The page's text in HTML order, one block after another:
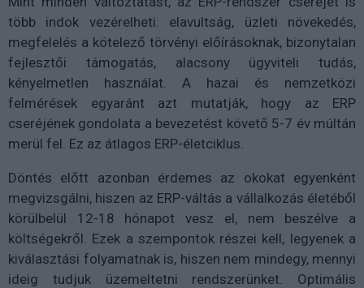
több indok vezérelheti: elavultság, üzleti növekedés,
megfelelés a kötelező törvényi előírásoknak, bizonytalan
fejlesztői támogatás, alacsony ügyviteli tudás,
kényelmetlen használat. A hazai és nemzetközi
felmérések egyaránt azt mutatják, hogy az ERP
cseréjének gondolata a bevezetést követő 5-7 év múltán
merül fel. Ez az átlagos ERP-életciklus.
Döntés előtt azonban érdemes az okokat egyenként
megvizsgálni, hiszen az ERP-váltás a vállalkozás életéből
körülbelül 12-18 hónapot vesz el, nem beszélve a
költségekről. Ezek a szempontok részei kell, legyenek a
kiválasztási folyamatnak is, hiszen nem mindegy, mennyi
ideig tudjuk üzemeltetni rendszerünket. Optimális